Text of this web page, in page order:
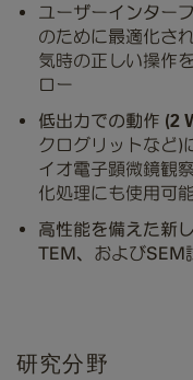
ユーザーインター
のために最適化さ
気時の正しい操作
ロー
低出力での動作 (2
クログリットなど)
イオ電子顕微鏡観
化処理にも使用可能
高性能を備えた新
TEM、およびSEM
研究分野